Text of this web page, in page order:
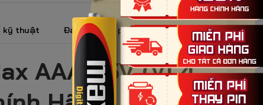
kỹ thuật Đánh giá sản phẩm
AAA 1.5V (Vỉ 4